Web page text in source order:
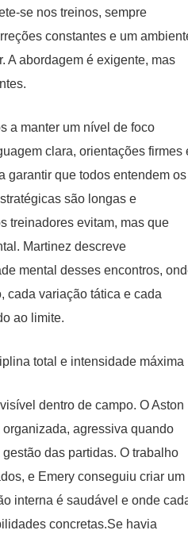
se nos treinos, sempre
constantes e um
A abordagem é exigente, mas
a manter um nível de foco
clara, orientações firmes
garantir que todos entendem os
são longas e
treinadores evitam, mas que
Martinez descreve
mental desses encontros,
cada variação tática e cada
ao limite.
dentro de campo. O Aston
agressiva quando
das partidas. O trabalho
e Emery conseguiu criar um
interna é saudável e onde
concretas.Se havia